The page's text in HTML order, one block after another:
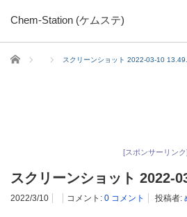
Chem-Station (ケムステ)
ホーム スクリーンショット 2022-03-10
[スポンサーリン
スクリーンショット 2022-
2022/3/10 コメント: 0 コメント 投稿者: